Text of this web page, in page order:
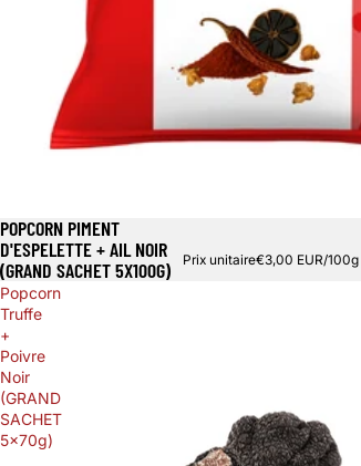
POPCORN PIMENT
D'ESPELETTE + AIL NOIR
(GRAND SACHET 5X100G)
Prix unitaire€3,00 EUR/100g
Popcorn
Truffe
+
Poivre
Noir
(GRAND
SACHET
5x70g)